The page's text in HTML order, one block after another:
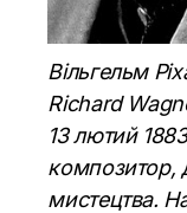
Вільгельм
Richard
13 лютий
композитор,
мистецтва.